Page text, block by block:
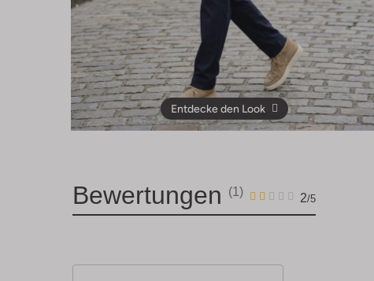
Entdecke den Look
Bewertungen (1) 2/5
1
2